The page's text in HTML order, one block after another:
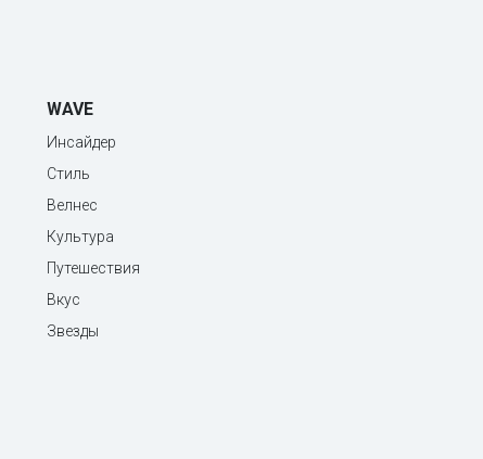
WAVE
Инсайдер
Стиль
Велнес
Культура
Путешествия
Вкус
Звезды